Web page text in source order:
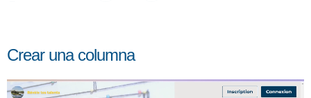
Crear una columna